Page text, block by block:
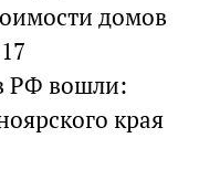
домов
РФ вошли:
края